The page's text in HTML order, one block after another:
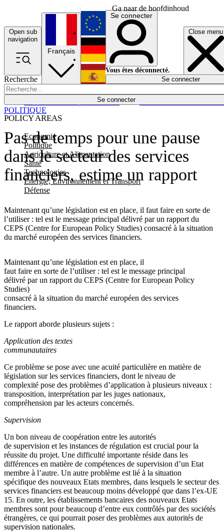
Ga naar de hoofdinhoud
Open sub
navigation
Close menu
Recherche
Se connecter
POLICY AREAS
Economie
Politique
Agriculture et Alimentation
Santé
Technologies
Energie, Environnement et Transport
Défense
Économie
Français
English
Deutsch
Español
Se connecter
Vous êtes déconnecté.
Se connecter
Pas de temps pour une pause
dans le secteur des services
financiers, estime un rapport
Maintenant qu’une législation est en place, il faut faire en sorte de
l’utiliser : tel est le message principal délivré par un rapport du
CEPS (Centre for European Policy Studies) consacré à la situation
du marché européen des services financiers.
POLITIQUE
Maintenant qu’une législation est en place, il
faut faire en sorte de l’utiliser : tel est le message principal
délivré par un rapport du CEPS (Centre for European Policy
Studies)
consacré à la situation du marché européen des services
financiers.
Le rapport aborde plusieurs sujets :
Application des textes
communautaires
Ce problème se pose avec une acuité particulière en matière de
législation sur les services financiers, dont le niveau de
complexité pose des problèmes d’application à plusieurs niveaux :
transposition, interprétation par les juges nationaux,
compréhension par les acteurs concernés.
Supervision
Un bon niveau de coopération entre les autorités
de supervision et les instances de régulation est crucial pour la
réussite du projet. Une difficulté importante réside dans les
différences en matière de compétences de supervision d’un Etat
membre à l’autre. Un autre problème est lié à la situation
spécifique des nouveaux Etats membres, dans lesquels le secteur des
services financiers est beaucoup moins développé que dans l’ex-UE
15. En outre, les établissements bancaires des nouveaux Etats
membres sont pour beaucoup d’entre eux contrôlés par des sociétés
étrangères, ce qui pourrait poser des problèmes aux autorités de
supervision nationales.